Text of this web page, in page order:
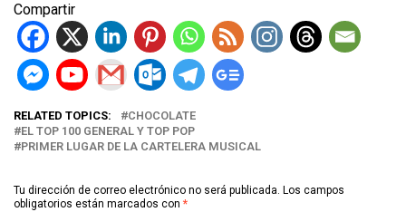
Compartir
RELATED TOPICS:
CHOCOLATE
EL TOP 100 GENERAL Y TOP POP
PRIMER LUGAR DE LA CARTELERA MUSICAL
Tu dirección de correo electrónico no será publicada. Los campos
obligatorios están marcados con *